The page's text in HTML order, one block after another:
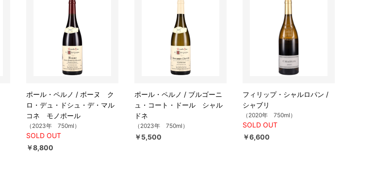
ポール・ペルノ / ボーヌ ク
ロ・デュ・ドシュ・デ・マル
コネ モノポール
（2023年 750ml）
SOLD OUT
￥8,800
ポール・ペルノ / ブルゴーニ
ュ・コート・ドール シャル
ドネ
（2023年 750ml）
￥5,500
フィリップ・シャルロパン /
シャブリ
（2020年 750ml）
SOLD OUT
￥6,600